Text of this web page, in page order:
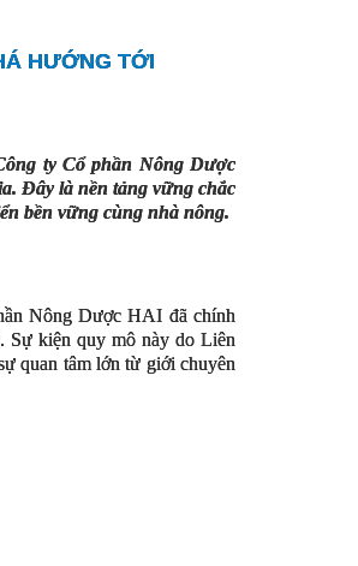
HƯỚNG TỚI
ty Cổ phần Nông Dược
Đây là nền tảng vững chắc
bền vững cùng nhà nông.
Nông Dược HAI đã chính
Sự kiện quy mô này do Liên
quan tâm lớn từ giới chuyên